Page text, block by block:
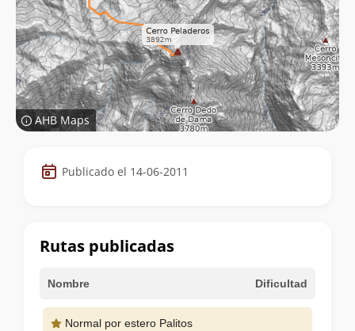
AHB Maps
Datos
de
cumbre
Publicado el 14-06-2011
Rutas publicadas
Nombre Dificultad
Normal por estero Palitos